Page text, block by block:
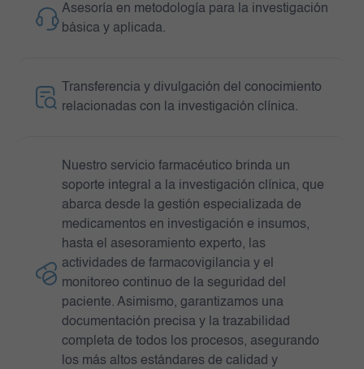
Asesoría en metodología para la investigación
básica y aplicada.
Transferencia y divulgación del conocimiento
relacionadas con la investigación clínica.
Nuestro servicio farmacéutico brinda un
soporte integral a la investigación clínica, que
abarca desde la gestión especializada de
medicamentos en investigación e insumos,
hasta el asesoramiento experto, las
actividades de farmacovigilancia y el
monitoreo continuo de la seguridad del
paciente. Asimismo, garantizamos una
documentación precisa y la trazabilidad
completa de todos los procesos, asegurando
los más altos estándares de calidad y